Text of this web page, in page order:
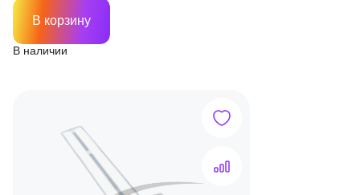
В наличии
В корзину